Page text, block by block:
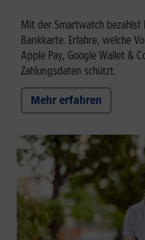
Mit der Smartwatch
Bankkarte. Erfahre, welche
Apple Pay, Google Wallet &
Zahlungsdaten schützt.
Mehr erfahren